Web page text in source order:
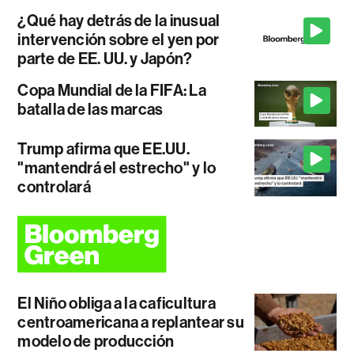
¿Qué hay detrás de la inusual
intervención sobre el yen por
parte de EE. UU. y Japón?
Copa Mundial de la FIFA: La
batalla de las marcas
Trump afirma que EE.UU.
"mantendrá el estrecho" y lo
controlará
El Niño obliga a la caficultura
centroamericana a replantear su
modelo de producción